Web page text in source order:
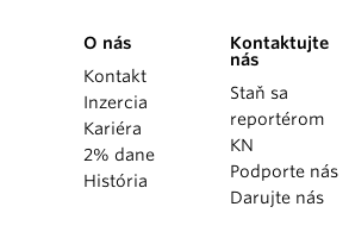
O nás
Kontakt
Inzercia
Kariéra
2% dane
História
Kontaktujte
nás
Staň sa
reportérom
KN
Podporte nás
Darujte nás